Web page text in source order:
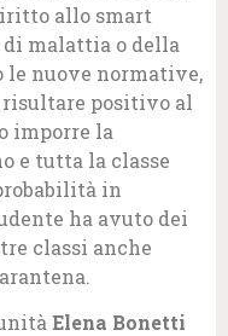
allo smart
malattia o della
le nuove normative,
risultare positivo al
imporre la
e tutta la classe
in
ha avuto dei
classi anche
Elena Bonetti